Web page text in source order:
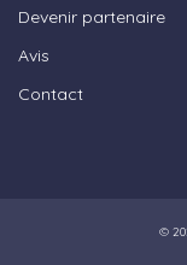
Devenir partenaire
Avis
Contact
©